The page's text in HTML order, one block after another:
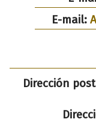
E-mail:
Dirección